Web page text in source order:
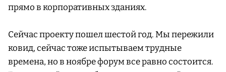
прямо в корпоративных зданиях.
Сейчас проекту пошел шестой год. Мы пережили
ковид, сейчас тоже испытываем трудные
времена, но в ноябре форум все равно состоится.